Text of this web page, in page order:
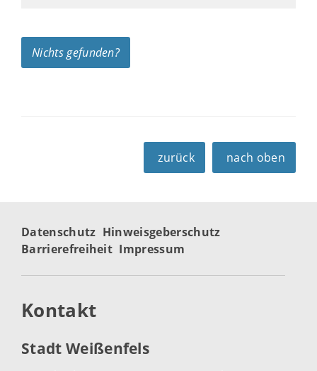
Nichts gefunden?
zurück nach oben
Datenschutz Hinweisgeberschutz
Barrierefreiheit Impressum
Kontakt
Stadt Weißenfels